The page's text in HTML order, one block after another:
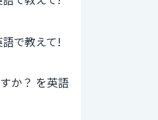
で教えて!
か？ を英語